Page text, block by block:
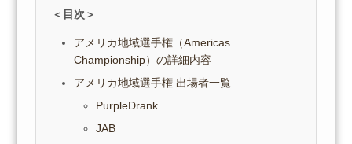
＜目次＞
アメリカ地域選手権（Americas
Championship）の詳細内容
アメリカ地域選手権 出場者一覧
PurpleDrank
JAB